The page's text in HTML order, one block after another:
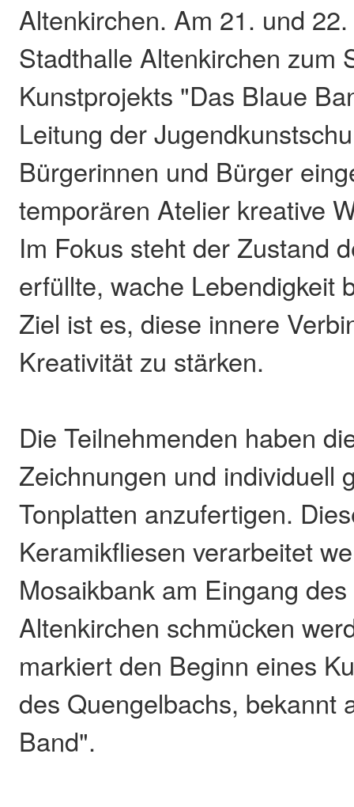
Altenkirchen. Am 21. und
Stadthalle Altenkirchen zum
Kunstprojekts "Das Blaue
Leitung der
Bürgerinnen und Bürger
temporären Atelier kreative
Im Fokus steht der Zustand
erfüllte, wache Lebendigkeit
Ziel ist es, diese innere
Kreativität zu stärken.
Die Teilnehmenden haben
Zeichnungen und individuell
Tonplatten anzufertigen.
Keramikfliesen verarbeitet
Mosaikbank am Eingang
Altenkirchen schmücken
markiert den Beginn eines
des Quengelbachs, bekannt
Band".